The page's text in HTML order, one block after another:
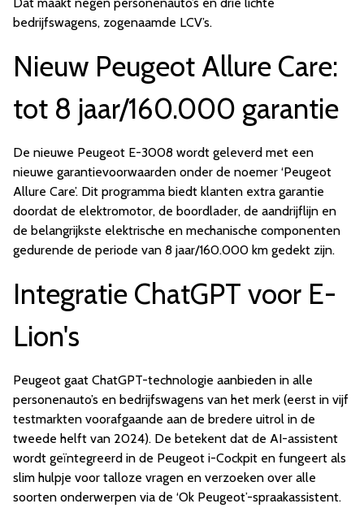
Dat maakt negen personenauto’s en drie lichte
bedrijfswagens, zogenaamde LCV’s.
Nieuw Peugeot Allure Care:
tot 8 jaar/160.000 garantie
De nieuwe Peugeot E-3008 wordt geleverd met een
nieuwe garantievoorwaarden onder de noemer ‘Peugeot
Allure Care’. Dit programma biedt klanten extra garantie
doordat de elektromotor, de boordlader, de aandrijflijn en
de belangrijkste elektrische en mechanische componenten
gedurende de periode van 8 jaar/160.000 km gedekt zijn.
Integratie ChatGPT voor E-
Lion's
Peugeot gaat ChatGPT-technologie aanbieden in alle
personenauto’s en bedrijfswagens van het merk (eerst in vijf
testmarkten voorafgaande aan de bredere uitrol in de
tweede helft van 2024). De betekent dat de AI-assistent
wordt geïntegreerd in de Peugeot i-Cockpit en fungeert als
slim hulpje voor talloze vragen en verzoeken over alle
soorten onderwerpen via de ‘Ok Peugeot’-spraakassistent.